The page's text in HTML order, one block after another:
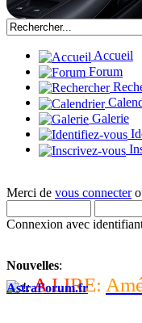
Accueil
Forum
Galerie
Merci de vous connecter
Connexion avec
Nouvelles:
A LIRE: Am
AstraForum.fr